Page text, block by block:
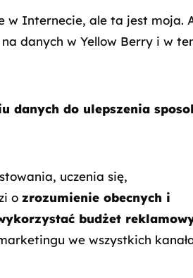
w Internecie, ale ta jest moja.
danych w Yellow Berry i w
danych do ulepszenia
uczenia się,
o zrozumienie obecnych i
budżet
we wszystkich